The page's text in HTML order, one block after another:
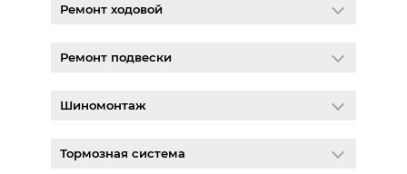
Ремонт ходовой
Ремонт подвески
Шиномонтаж
Тормозная система